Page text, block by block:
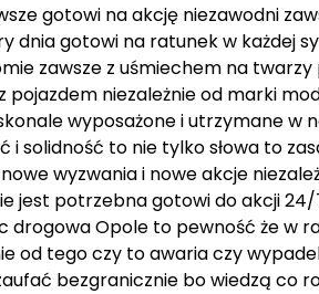
gotowi na akcję niezawodni
gotowi na ratunek w każdej
zawsze z uśmiechem na
niezależnie od marki
wyposażone i utrzymane w
solidność to nie tylko słowa to
wyzwania i nowe akcje
jest potrzebna gotowi do akcji
drogowa Opole to pewność że w
od tego czy to awaria czy
bezgranicznie bo wiedzą co